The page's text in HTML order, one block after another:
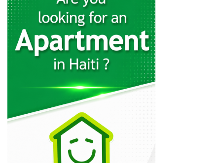
SogeXpress Western…
28673
BRH -…
BUH -…
22383
Capital Bank